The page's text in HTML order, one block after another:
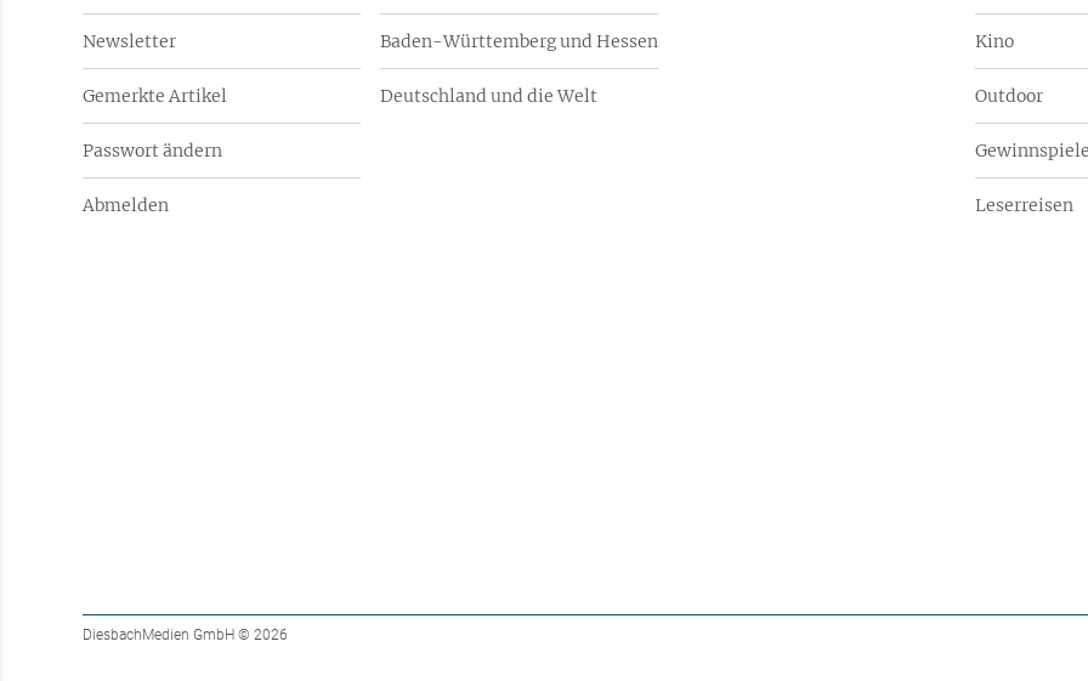
Newsletter
Gemerkte Artikel
Passwort ändern
Abmelden
Baden-Württemberg und Hessen
Deutschland und die Welt
Kino
Outdoor
Gewinnspiele
Leserreisen
DiesbachMedien GmbH © 2026